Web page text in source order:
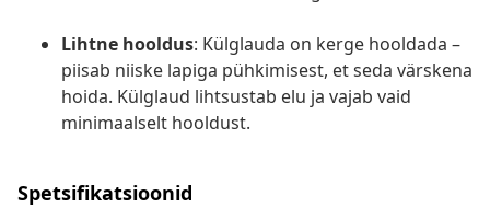
Lihtne hooldus: Külglauda on kerge hooldada –
piisab niiske lapiga pühkimisest, et seda värskena
hoida. Külglaud lihtsustab elu ja vajab vaid
minimaalselt hooldust.
Spetsifikatsioonid